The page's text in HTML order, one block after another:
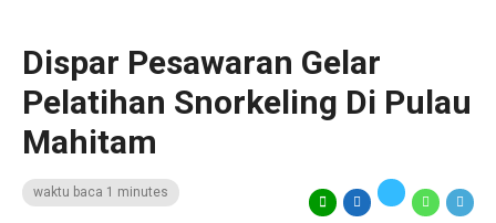
Dispar Pesawaran Gelar
Pelatihan Snorkeling Di Pulau
Mahitam
waktu baca 1 minutes